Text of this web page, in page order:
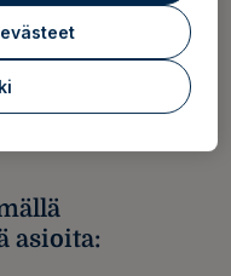
johtuvia
asioita: